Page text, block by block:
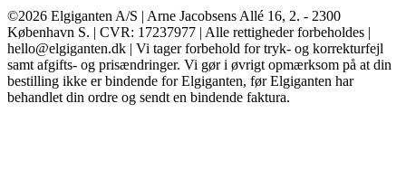
©2026 Elgiganten A/S | Arne Jacobsens Allé 16, 2. - 2300
København S. | CVR: 17237977 | Alle rettigheder forbeholdes |
hello@elgiganten.dk | Vi tager forbehold for tryk- og korrekturfejl
samt afgifts- og prisændringer. Vi gør i øvrigt opmærksom på at din
bestilling ikke er bindende for Elgiganten, før Elgiganten har
behandlet din ordre og sendt en bindende faktura.